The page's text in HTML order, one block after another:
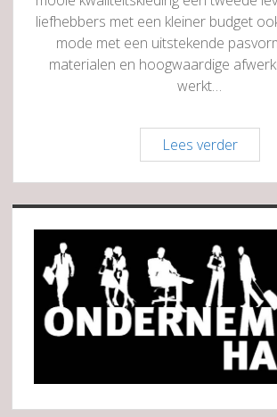
liefhebbers met een kleiner budget
mode met een uitstekende
materialen en hoogwaardige
werkt…
Lees verderDe
Diva
Haren
Sidebar